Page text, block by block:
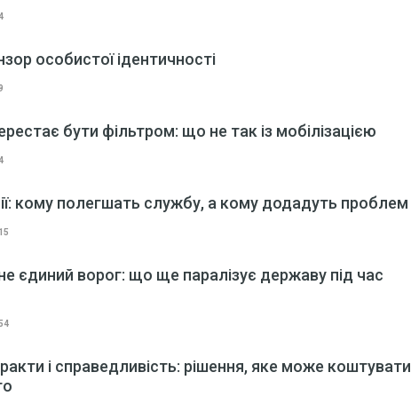
особистої ідентичності
бути фільтром: що не так із мобілізацією
кому полегшать службу, а кому додадуть проблем
єдиний ворог: що ще паралізує державу під час
і справедливість: рішення, яке може коштувати